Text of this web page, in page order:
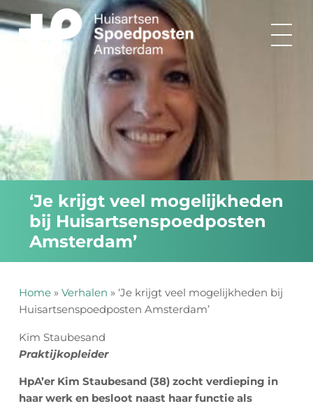
Ga
naar
‘Je krijgt veel mogelijkheden
bij Huisartsenspoedposten
Amsterdam’
Home» Verhalen » ‘Je krijgt veel mogelijkheden bij
Huisartsenspoedposten Amsterdam’
Kim Staubesand
Praktijkopleider
HpA’er Kim Staubesand (38) zocht verdieping in
haar werk en besloot naast haar functie als